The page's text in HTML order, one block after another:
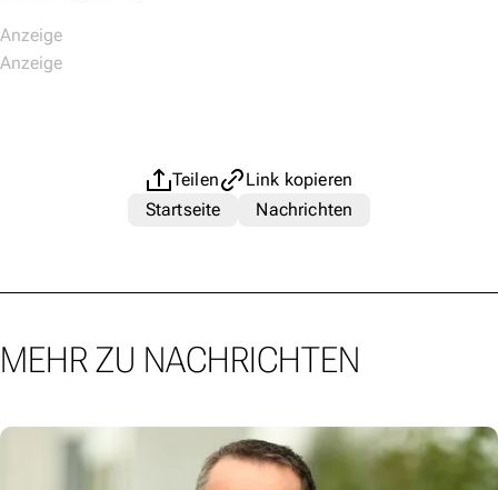
Teilen
Link kopieren
Startseite
Nachrichten
MEHR ZU NACHRICHTEN